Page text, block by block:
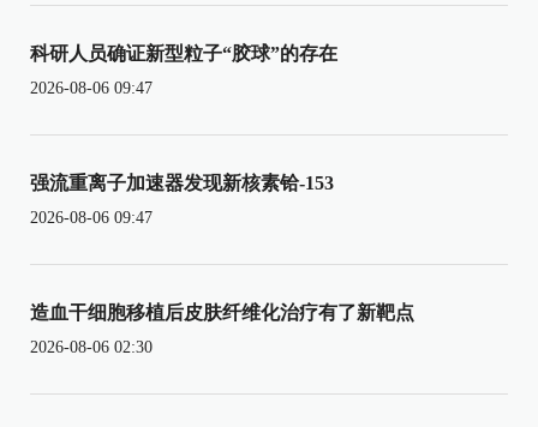
科研人员确证新型粒子“胶球”的存在
2026-08-06 09:47
强流重离子加速器发现新核素铪-153
2026-08-06 09:47
造血干细胞移植后皮肤纤维化治疗有了新靶点
2026-08-06 02:30